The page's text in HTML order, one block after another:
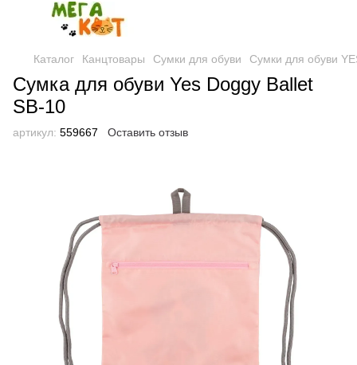
Каталог Канцтовары Сумки для обуви Сумки для обуви
Сумка для обуви Yes Doggy Ballet
SB-10
артикул: 559667 Оставить отзыв